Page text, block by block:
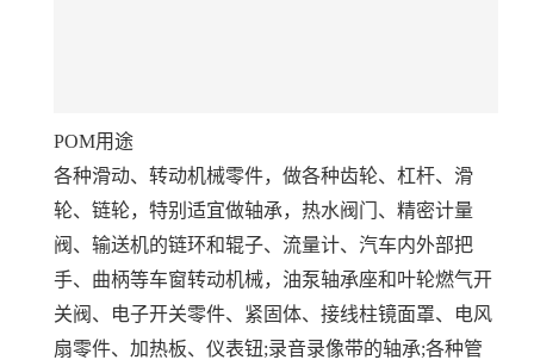
POM用途
各种滑动、转动机械零件，做各种齿轮、杠杆、滑
轮、链轮，特别适宜做轴承，热水阀门、精密计量
阀、输送机的链环和辊子、流量计、汽车内外部把
手、曲柄等车窗转动机械，油泵轴承座和叶轮燃气开
关阀、电子开关零件、紧固体、接线柱镜面罩、电风
扇零件、加热板、仪表钮;录音录像带的轴承;各种管